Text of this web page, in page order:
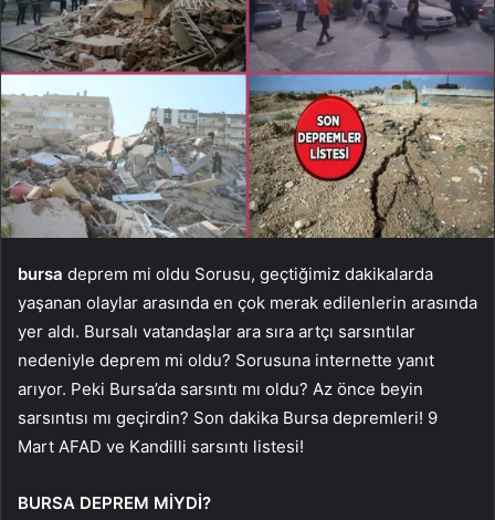
bursa deprem mi oldu Sorusu, geçtiğimiz dakikalarda
yaşanan olaylar arasında en çok merak edilenlerin arasında
yer aldı. Bursalı vatandaşlar ara sıra artçı sarsıntılar
nedeniyle deprem mi oldu? Sorusuna internette yanıt
arıyor. Peki Bursa’da sarsıntı mı oldu? Az önce beyin
sarsıntısı mı geçirdin? Son dakika Bursa depremleri! 9
Mart AFAD ve Kandilli sarsıntı listesi!
BURSA DEPREM MİYDİ?